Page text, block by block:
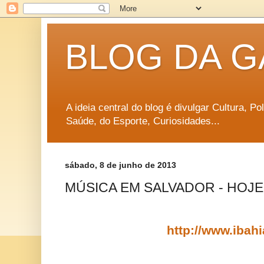
BLOG DA
A ideia central do blog é divulgar Cultura,
Saúde, do Esporte, Curiosidades...
sábado, 8 de junho de 2013
MÚSICA EM SALVADOR -
http://